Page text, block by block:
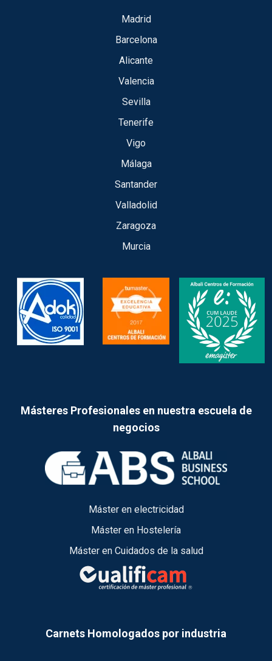
Madrid
Barcelona
Alicante
Valencia
Sevilla
Tenerife
Vigo
Málaga
Santander
Valladolid
Zaragoza
Murcia
Másteres Profesionales en nuestra escuela de
negocios
Máster en electricidad
Máster en Hostelería
Máster en Cuidados de la salud
Carnets Homologados por industria